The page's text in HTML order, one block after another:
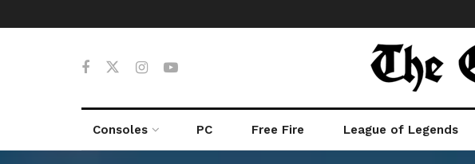
Consoles PC Free Fire League of Legends